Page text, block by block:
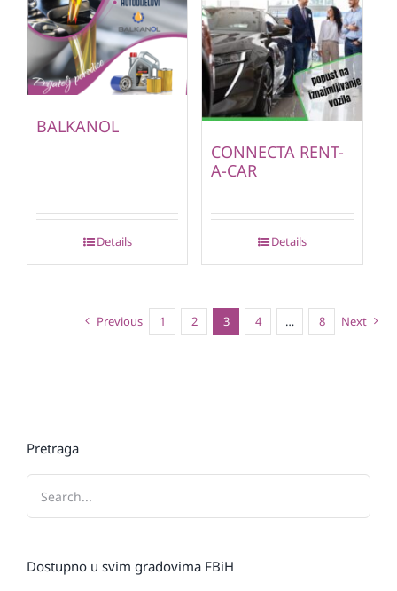
BALKANOL
Details
CONNECTA RENT-
A-CAR
Details
Previous 1 2 3 4 … 8 Next
Pretraga
Dostupno u svim gradovima FBiH